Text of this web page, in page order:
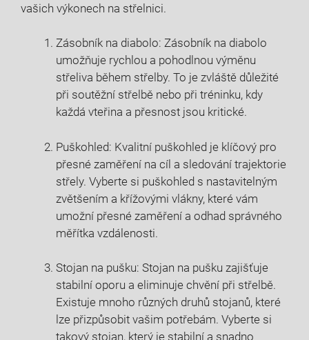
vašich výkonech na střelnici.
Zásobník na diabolo: Zásobník na diabolo
umožňuje rychlou a pohodlnou výměnu
střeliva během střelby. To je zvláště důležité
při soutěžní střelbě nebo při tréninku, kdy
každá vteřina a přesnost jsou kritické.
Puškohled: Kvalitní puškohled je klíčový pro
přesné zaměření na cíl a sledování trajektorie
střely. Vyberte si puškohled s nastavitelným
zvětšením a křížovými vlákny, které vám
umožní přesné zaměření a odhad správného
měřítka vzdálenosti.
Stojan na pušku: Stojan na pušku zajišťuje
stabilní oporu a eliminuje chvění při střelbě.
Existuje mnoho různých druhů stojanů, které
lze přizpůsobit vašim potřebám. Vyberte si
takový stojan, který je stabilní a snadno